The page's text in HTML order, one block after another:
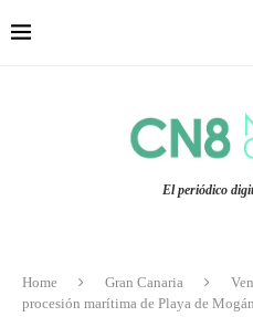
El periódico
Home Gran Canaria
procesión marítima de Playa de Mogán